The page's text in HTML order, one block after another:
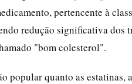
pertencente à
redução significativa dos
"bom colesterol".
popular quanto as